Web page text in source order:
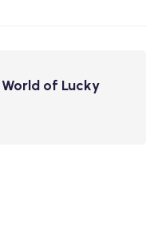
of Lucky